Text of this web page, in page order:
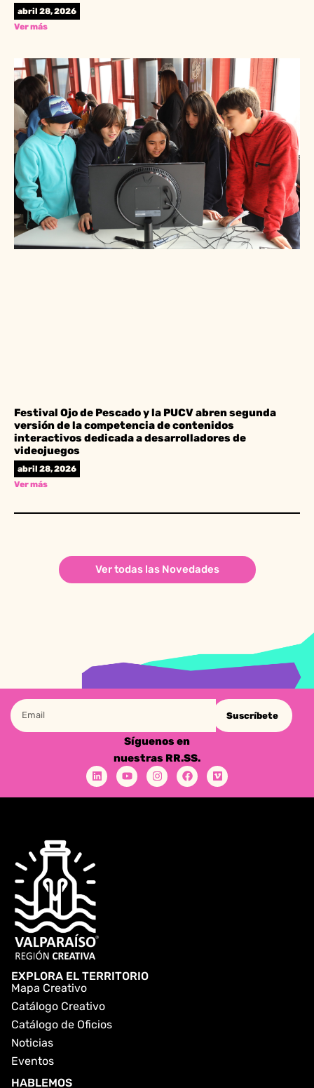
abril 28, 2026
Ver más
Festival Ojo de Pescado y la PUCV abren segunda
versión de la competencia de contenidos
interactivos dedicada a desarrolladores de
videojuegos
abril 28, 2026
Ver más
Ver todas las Novedades
Suscríbete
Síguenos en
nuestras RR.SS.
EXPLORA EL TERRITORIO
Mapa Creativo
Catálogo Creativo
Catálogo de Oficios
Noticias
Eventos
HABLEMOS